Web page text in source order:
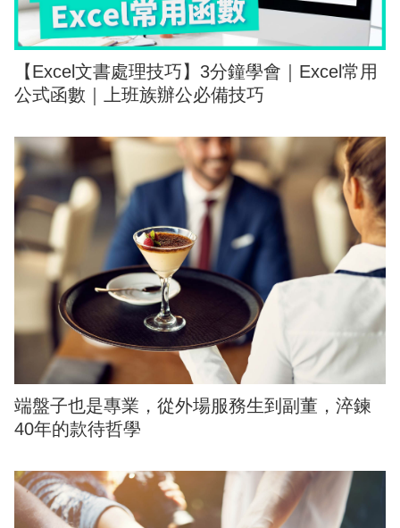
【Excel文書處理技巧】3分鐘學會｜Excel常用
公式函數｜上班族辦公必備技巧
端盤子也是專業，從外場服務生到副董，淬鍊
40年的款待哲學